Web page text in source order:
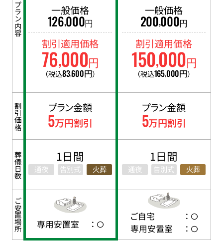
プラン内容
割引価格
葬儀日数
ご安置場所
一般価格
126,000円
割引適用価格
76,000円
（税込83,600円）
プラン金額
5万円割引
1日間
通夜 告別式 火葬
専用安置室 ：
一般価格
200,000円
割引適用価格
150,000円
（税込165,000円）
プラン金額
5万円割引
1日間
通夜 告別式 火葬
ご自宅
：
専用安置室
：